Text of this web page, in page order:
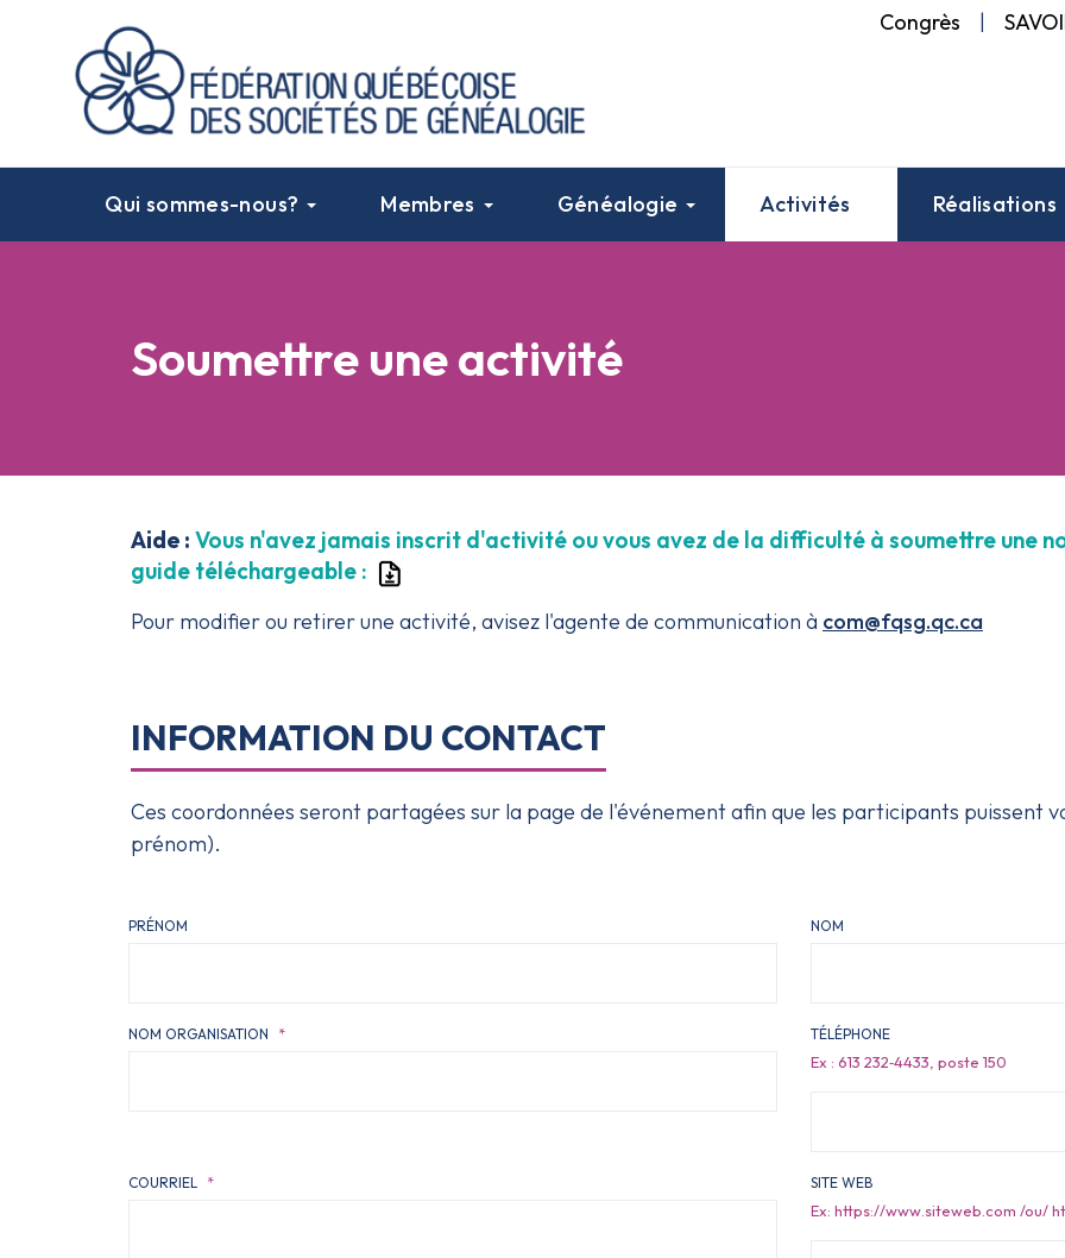
Congrès |
Qui sommes-nous? Membres Généalogie Activités Réalisations
Soumettre une activité
Aide : Vous n'avez jamais inscrit d'activité ou vous avez de la difficulté à soumettre une
guide téléchargeable :
Pour modifier ou retirer une activité, avisez l'agente de communication à com@fqsg.qc.ca
INFORMATION DU CONTACT
Ces coordonnées seront partagées sur la page de l'événement afin que les participants puissent
prénom).
PRÉNOM NOM
NOM ORGANISATION * TÉLÉPHONE
Ex : 613 232‑4433, poste 150
COURRIEL * SITE WEB
Ex: https://www.siteweb.com /ou/